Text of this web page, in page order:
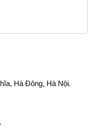
Hà Đông, Hà Nội.